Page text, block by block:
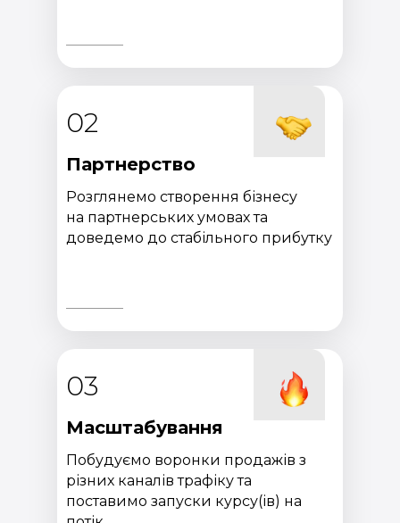
Партнерство
Масштабування
02
03
Розглянемо створення бізнесу
на партнерських умовах та
доведемо до стабільного прибутку
Побудуємо воронки продажів з
різних каналів трафіку та
поставимо запуски курсу(ів) на